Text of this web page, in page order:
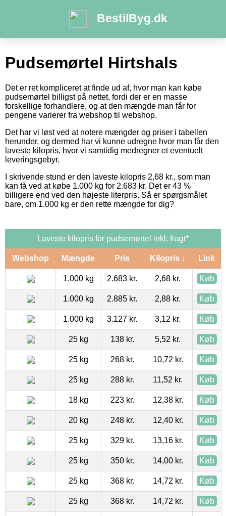
BestilByg.dk
Pudsemørtel Hirtshals
Det er ret kompliceret at finde ud af, hvor man kan købe
pudsemørtel billigst på nettet, fordi der er en masse
forskellige forhandlere, og at den mængde man får for
pengene varierer fra webshop til webshop.
Det har vi løst ved at notere mængder og priser i tabellen
herunder, og dermed har vi kunne udregne hvor man får den
laveste kilopris, hvor vi samtidig medregner et eventuelt
leveringsgebyr.
I skrivende stund er den laveste kilopris 2,68 kr., som man
kan få ved at købe 1.000 kg for 2.683 kr. Det er 43 %
billigere end ved den højeste literpris. Så er spørgsmålet
bare, om 1.000 kg er den rette mængde for dig?
Laveste kilopris for pudsemørtel inkl. fragt*
Webshop Mængde Pris Kilopris ↓ Link
1.000 kg 2.683 kr. 2,68 kr. Køb
1.000 kg 2.885 kr. 2,88 kr. Køb
1.000 kg 3.127 kr. 3,12 kr. Køb
25 kg 138 kr. 5,52 kr. Køb
25 kg 268 kr. 10,72 kr. Køb
25 kg 288 kr. 11,52 kr. Køb
18 kg 223 kr. 12,38 kr. Køb
20 kg 248 kr. 12,40 kr. Køb
25 kg 329 kr. 13,16 kr. Køb
25 kg 350 kr. 14,00 kr. Køb
25 kg 368 kr. 14,72 kr. Køb
25 kg 368 kr. 14,72 kr. Køb